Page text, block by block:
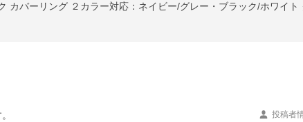
カバーリング ２カラー対応：ネイビー/グレー・ブラック/ホワイ
投稿者